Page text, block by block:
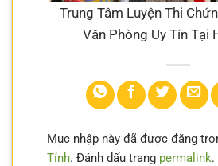
Trung Tâm Luyện Thi
Văn Phòng Uy Tín Tại
Mục nhập này đã được đăng
Tính. Đánh dấu trang permalink.